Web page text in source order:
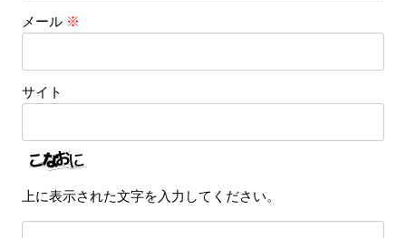
メール ※
サイト
上に表示された文字を入力してください。